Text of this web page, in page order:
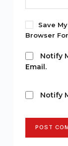
Save
Browser
Notify
Email.
Notify
POST